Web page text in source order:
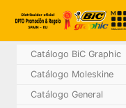
Catálogo BiC Graphic
Catálogo Moleskine
Catálogo General